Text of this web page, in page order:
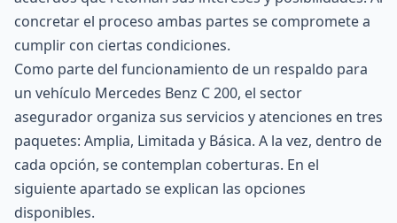
concretar el proceso ambas partes se compromete a
cumplir con ciertas condiciones.
Como parte del funcionamiento de un respaldo para
un vehículo Mercedes Benz C 200, el sector
asegurador organiza sus servicios y atenciones en tres
paquetes: Amplia, Limitada y Básica. A la vez, dentro de
cada opción, se contemplan coberturas. En el
siguiente apartado se explican las opciones
disponibles.